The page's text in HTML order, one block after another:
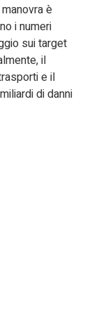
è
i numeri
sui target
il
e il
di danni